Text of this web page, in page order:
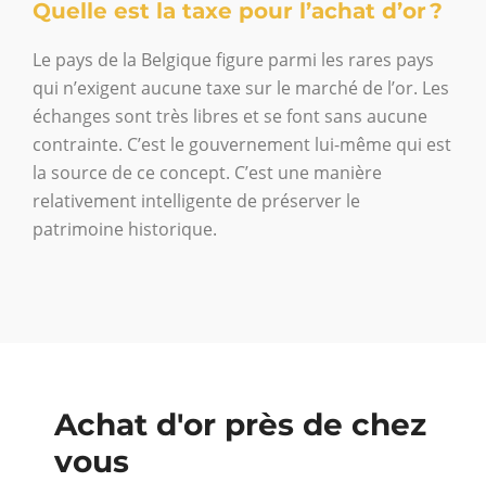
Quelle est la taxe pour l’achat d’or ?
Le pays de la Belgique figure parmi les rares pays
qui n’exigent aucune taxe sur le marché de l’or. Les
échanges sont très libres et se font sans aucune
contrainte. C’est le gouvernement lui-même qui est
la source de ce concept. C’est une manière
relativement intelligente de préserver le
patrimoine historique.
Achat d'or près de chez
vous